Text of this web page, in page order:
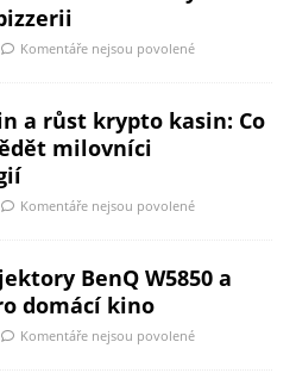
Komentáře nejsou povolené
a růst krypto kasin: Co
milovníci
Komentáře nejsou povolené
BenQ W5850 a
domácí kino
Komentáře nejsou povolené